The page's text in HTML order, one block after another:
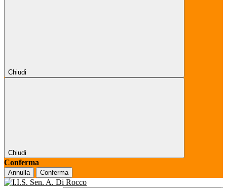
Chiudi
Chiudi
Conferma
Annulla Conferma